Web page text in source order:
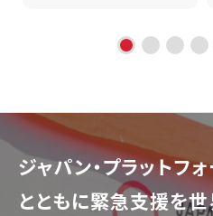
ジャパン・プラットフ
とともに緊急支援を